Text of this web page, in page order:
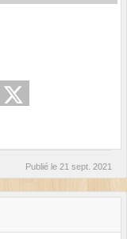
Publié le 21 sept. 2021